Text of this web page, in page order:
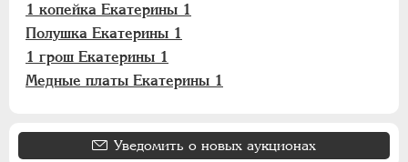
1 копейка Екатерины 1
Полушка Екатерины 1
1 грош Екатерины 1
Медные платы Екатерины 1
Уведомить о новых аукционах